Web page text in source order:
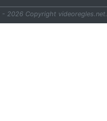
2026 Copyright videoregles.net.